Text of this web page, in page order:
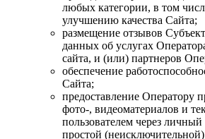
любых категории, в том
улучшению качества Сайта;
размещение отзывов
данных об услугах
сайта, и (или) партнеров
обеспечение
Сайта;
предоставление Оператору
фото-, видеоматериалов и
пользователем через
простой